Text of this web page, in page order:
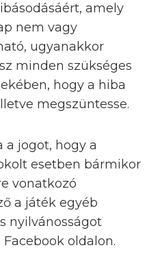
amely
nem vagy
ugyanakkor
minden szükséges
hogy a hiba
megszüntesse.
a jogot, hogy a
esetben bármikor
vonatkozó
a játék egyéb
nyilvánosságot
oldalon.